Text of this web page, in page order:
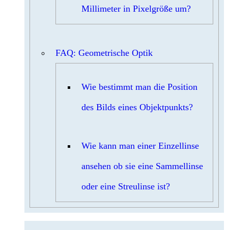
Millimeter in Pixelgröße um?
FAQ: Geometrische Optik
Wie bestimmt man die Position
des Bilds eines Objektpunkts?
Wie kann man einer Einzellinse
ansehen ob sie eine Sammellinse
oder eine Streulinse ist?